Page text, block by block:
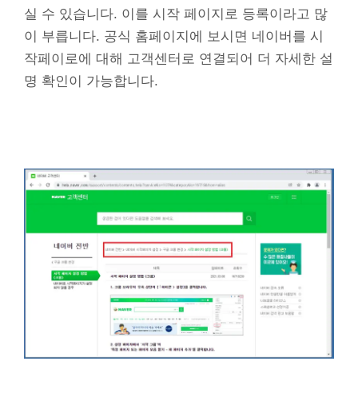
실 수 있습니다. 이를 시작 페이지로 등록이라고 많
이 부릅니다. 공식 홈페이지에 보시면 네이버를 시
작페이로에 대해 고객센터로 연결되어 더 자세한 설
명 확인이 가능합니다.